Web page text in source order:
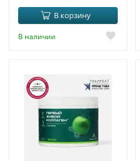
В корзину
В наличии